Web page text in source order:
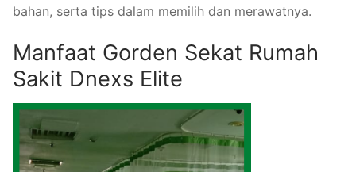
bahan, serta tips dalam memilih dan merawatnya.
Manfaat Gorden Sekat Rumah
Sakit Dnexs Elite